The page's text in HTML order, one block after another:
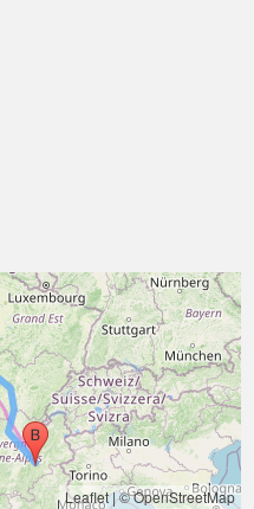
Leaflet|© OpenStreetMap